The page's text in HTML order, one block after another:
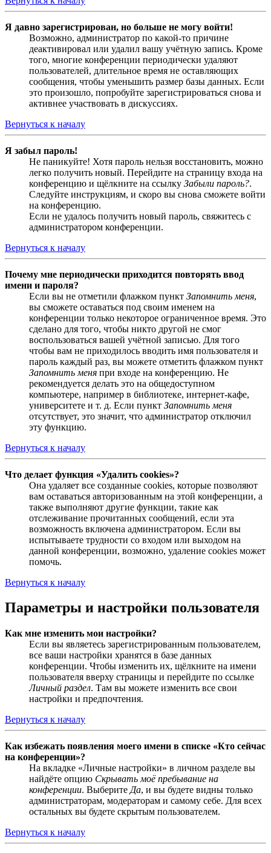
Я давно зарегистрирован, но больше не могу войти!
Возможно, администратор по какой-то причине
деактивировал или удалил вашу учётную запись. Кроме
того, многие конференции периодически удаляют
пользователей, длительное время не оставляющих
сообщения, чтобы уменьшить размер базы данных. Если
это произошло, попробуйте зарегистрироваться снова и
активнее участвовать в дискуссиях.
Вернуться к началу
Я забыл пароль!
Не паникуйте! Хотя пароль нельзя восстановить, можно
легко получить новый. Перейдите на страницу входа на
конференцию и щёлкните на ссылку Забыли пароль?.
Следуйте инструкциям, и скоро вы снова сможете войти
на конференцию.
Если не удалось получить новый пароль, свяжитесь с
администратором конференции.
Вернуться к началу
Почему мне периодически приходится повторять ввод
имени и пароля?
Если вы не отметили флажком пункт Запомнить меня,
вы сможете оставаться под своим именем на
конференции только некоторое ограниченное время. Это
сделано для того, чтобы никто другой не смог
воспользоваться вашей учётной записью. Для того
чтобы вам не приходилось вводить имя пользователя и
пароль каждый раз, вы можете отметить флажком пункт
Запомнить меня при входе на конференцию. Не
рекомендуется делать это на общедоступном
компьютере, например в библиотеке, интернет-кафе,
университете и т. д. Если пункт Запомнить меня
отсутствует, это значит, что администратор отключил
эту функцию.
Вернуться к началу
Что делает функция «Удалить cookies»?
Она удаляет все созданные cookies, которые позволяют
вам оставаться авторизованным на этой конференции, а
также выполняют другие функции, такие как
отслеживание прочитанных сообщений, если эта
возможность включена администратором. Если вы
испытываете трудности со входом или выходом на
данной конференции, возможно, удаление cookies может
помочь.
Вернуться к началу
Параметры и настройки пользователя
Как мне изменить мои настройки?
Если вы являетесь зарегистрированным пользователем,
все ваши настройки хранятся в базе данных
конференции. Чтобы изменить их, щёлкните на имени
пользователя вверху страницы и перейдите по ссылке
Личный раздел. Там вы можете изменить все свои
настройки и предпочтения.
Вернуться к началу
Как избежать появления моего имени в списке «Кто сейчас
на конференции»?
На вкладке «Личные настройки» в личном разделе вы
найдёте опцию Скрывать моё пребывание на
конференции. Выберите Да, и вы будете видны только
администраторам, модераторам и самому себе. Для всех
остальных вы будете скрытым пользователем.
Вернуться к началу